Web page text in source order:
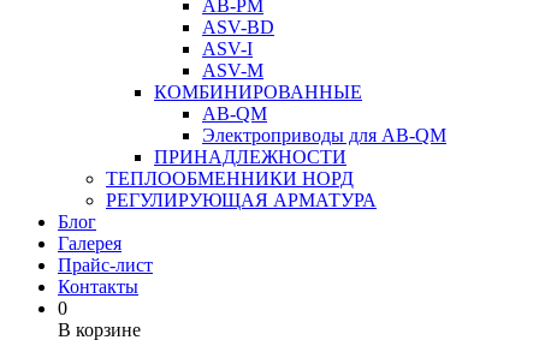
AB-PM
ASV-BD
ASV-I
ASV-M
КОМБИНИРОВАННЫЕ
AB-QM
Электроприводы для AB-QM
ПРИНАДЛЕЖНОСТИ
ТЕПЛООБМЕННИКИ НОРД
РЕГУЛИРУЮЩАЯ АРМАТУРА
Блог
Галерея
Прайс-лист
Контакты
0
В корзине